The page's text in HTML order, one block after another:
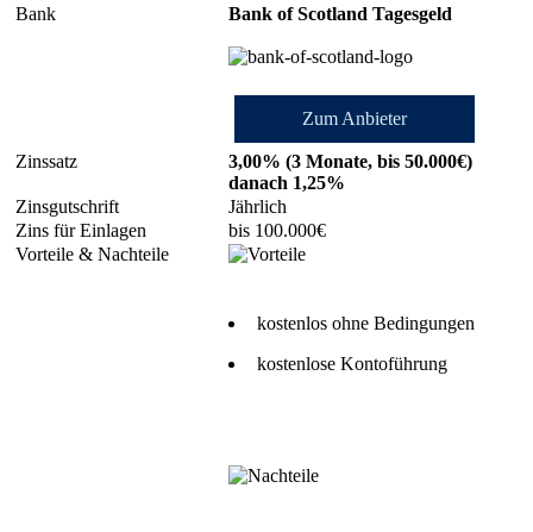
Bank of Scotland Tagesgeld
Zum Anbieter
3,00% (3 Monate, bis 50.000€)
danach 1,25%
Jährlich
bis 100.000€
kostenlos ohne Bedingungen
kostenlose Kontoführung